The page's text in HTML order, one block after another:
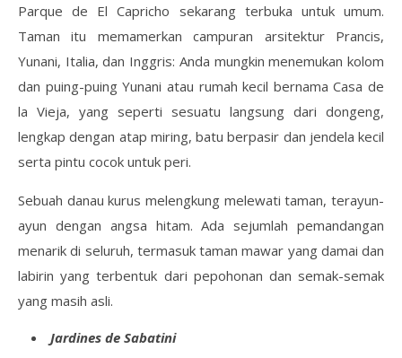
Parque de El Capricho sekarang terbuka untuk umum.
Taman itu memamerkan campuran arsitektur Prancis,
Yunani, Italia, dan Inggris: Anda mungkin menemukan kolom
dan puing-puing Yunani atau rumah kecil bernama Casa de
la Vieja, yang seperti sesuatu langsung dari dongeng,
lengkap dengan atap miring, batu berpasir dan jendela kecil
serta pintu cocok untuk peri.
Sebuah danau kurus melengkung melewati taman, terayun-
ayun dengan angsa hitam. Ada sejumlah pemandangan
menarik di seluruh, termasuk taman mawar yang damai dan
labirin yang terbentuk dari pepohonan dan semak-semak
yang masih asli.
Jardines de Sabatini